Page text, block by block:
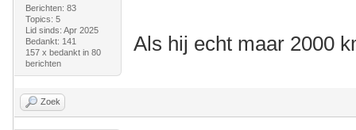
Berichten: 83
Topics: 5
Lid sinds: Apr 2025
Bedankt: 141
157 x bedankt in 80
berichten
Als hij echt maar 2000
Zoek